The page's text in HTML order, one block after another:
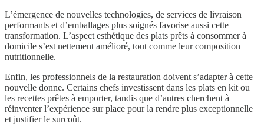
L’émergence de nouvelles technologies, de services de livraison
performants et d’emballages plus soignés favorise aussi cette
transformation. L’aspect esthétique des plats prêts à consommer à
domicile s’est nettement amélioré, tout comme leur composition
nutritionnelle.
Enfin, les professionnels de la restauration doivent s’adapter à cette
nouvelle donne. Certains chefs investissent dans les plats en kit ou
les recettes prêtes à emporter, tandis que d’autres cherchent à
réinventer l’expérience sur place pour la rendre plus exceptionnelle
et justifier le surcoût.